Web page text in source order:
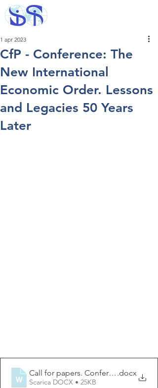
CfP - Conference: The
New International
Economic Order. Lessons
and Legacies 50 Years
Later
1 apr 2023
Call for papers. Conference_ The
.docx
Scarica DOCX • 25KB